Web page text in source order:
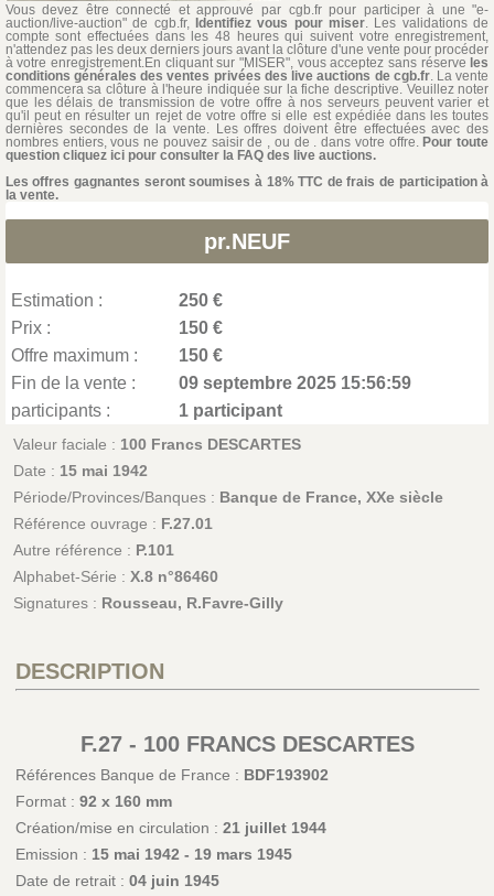
Vous devez être connecté et approuvé par cgb.fr pour participer à une "e-
auction/live-auction" de cgb.fr, Identifiez vous pour miser. Les validations de
compte sont effectuées dans les 48 heures qui suivent votre enregistrement,
n'attendez pas les deux derniers jours avant la clôture d'une vente pour procéder
à votre enregistrement.En cliquant sur "MISER", vous acceptez sans réserve les
conditions générales des ventes privées des live auctions de cgb.fr. La vente
commencera sa clôture à l'heure indiquée sur la fiche descriptive. Veuillez noter
que les délais de transmission de votre offre à nos serveurs peuvent varier et
qu'il peut en résulter un rejet de votre offre si elle est expédiée dans les toutes
dernières secondes de la vente. Les offres doivent être effectuées avec des
nombres entiers, vous ne pouvez saisir de , ou de . dans votre offre.Pour toute
question cliquez ici pour consulter la FAQ des live auctions.
Les offres gagnantes seront soumises à 18% TTC de frais de participation à
la vente.
pr.NEUF
Estimation :
250 €
Prix :
150 €
Offre maximum :
150 €
Fin de la vente :
09 septembre 2025 15:56:59
participants :
1 participant
Valeur faciale : 100 Francs DESCARTES
Date : 15 mai 1942
Période/Provinces/Banques : Banque de France, XXe siècle
Référence ouvrage : F.27.01
Autre référence : P.101
Alphabet-Série : X.8 n°86460
Signatures : Rousseau, R.Favre-Gilly
DESCRIPTION
F.27 - 100 FRANCS DESCARTES
Références Banque de France : BDF193902
Format : 92 x 160 mm
Création/mise en circulation : 21 juillet 1944
Emission : 15 mai 1942 - 19 mars 1945
Date de retrait : 04 juin 1945